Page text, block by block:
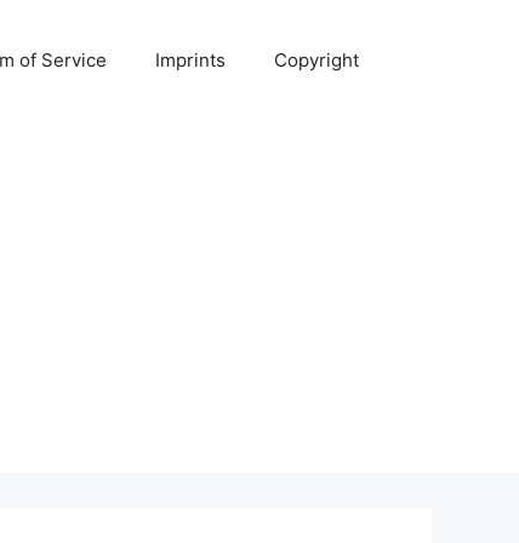
of Service Imprints Copyright